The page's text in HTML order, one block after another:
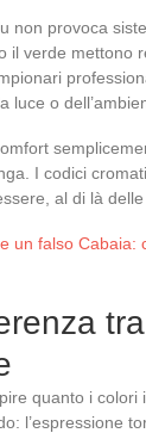
non provoca
il verde mettono
o
I codici
al di là
un falso Cabaia:
quanto i colori
l’espressione